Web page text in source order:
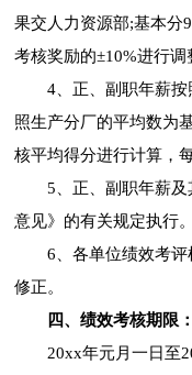
果交人力资源部;基本分
考核奖励的±10%进行调
4、正、副职年薪
照生产分厂的平均数为
核平均得分进行计算，
5、正、副职年薪
意见》的有关规定执行。
6、各单位绩效考
修正。
四、绩效考核期限：
20xx年元月一日至